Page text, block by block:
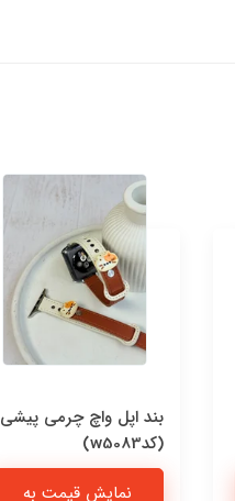
بند اپل واچ چرمی پیشی
(کدw5083)
نمایش قیمت به